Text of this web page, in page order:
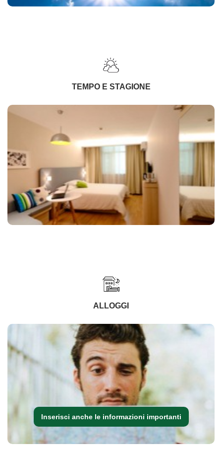
TEMPO E STAGIONE
ALLOGGI
Inserisci anche le informazioni importanti